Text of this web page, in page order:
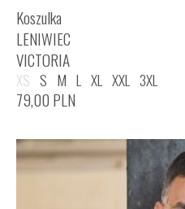
Koszulka
LENIWIEC
VICTORIA
XS S M L XL XXL 3XL
79,00 PLN